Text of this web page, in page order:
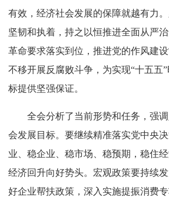
有效，经济社会发展的保障就越有力
坚韧和执着，持之以恒推进全面从严
革命要求落实到位，推进党的作风建
不移开展反腐败斗争，为实现“十五五
标提供坚强保证。
全会分析了当前形势和任务，强
会发展目标。要继续精准落实党中央
业、稳企业、稳市场、稳预期，稳住
经济回升向好势头。宏观政策要持续
好企业帮扶政策，深入实施提振消费